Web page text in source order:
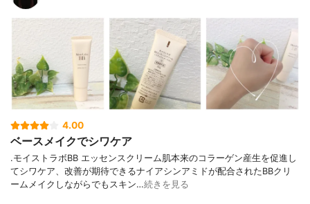
4.00
ベースメイクでシワケア
.モイストラボBB エッセンスクリーム肌本来のコラーゲン産生を促進し
てシワケア、改善が期待できるナイアシンアミドが配合されたBBクリ
ームメイクしながらでもスキン…続きを見る